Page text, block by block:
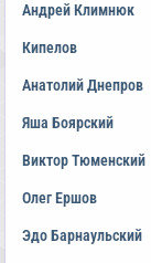
Андрей Климнюк
Кипелов
Анатолий Днепров
Яша Боярский
Виктор Тюменский
Олег Ершов
Эдо Барнаульский